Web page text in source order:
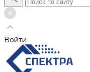
Войти